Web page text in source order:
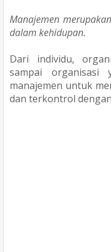
Manajemen
dalam kehidupan.
Dari individu,
sampai organisasi
manajemen untuk
dan terkontrol